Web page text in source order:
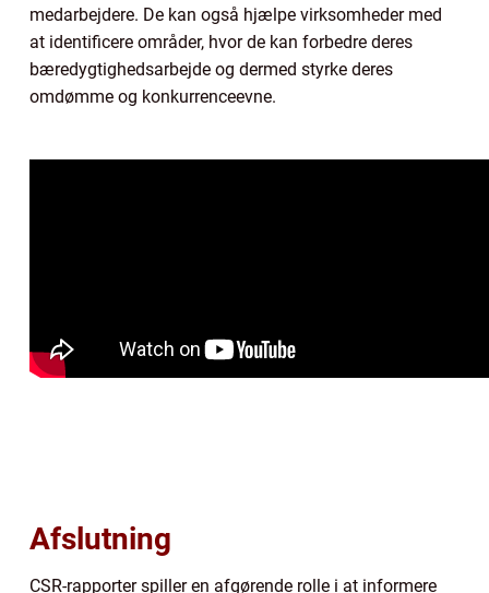
medarbejdere. De kan også hjælpe virksomheder med
at identificere områder, hvor de kan forbedre deres
bæredygtighedsarbejde og dermed styrke deres
omdømme og konkurrenceevne.
Afslutning
CSR-rapporter spiller en afgørende rolle i at informere